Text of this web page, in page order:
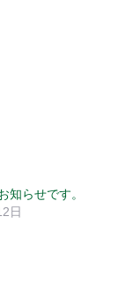
知らせです。
日